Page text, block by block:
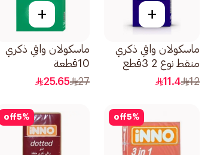
+
ماسكولان واقي ذكري
منقط نوع 2 3قطع
12
11.4
+
ماسكولان واقي ذكري
10قطعة
27
25.65
5%
off
5%
off